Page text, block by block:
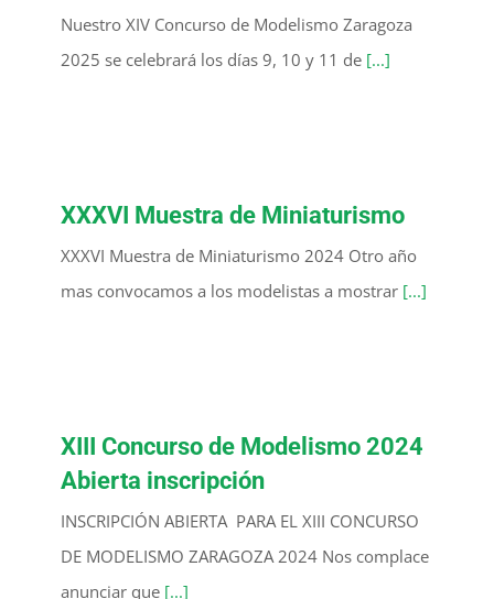
Nuestro XIV Concurso de Modelismo Zaragoza
2025 se celebrará los días 9, 10 y 11 de [...]
XXXVI Muestra de Miniaturismo
XXXVI Muestra de Miniaturismo 2024 Otro año
mas convocamos a los modelistas a mostrar [...]
XIII Concurso de Modelismo 2024
Abierta inscripción
INSCRIPCIÓN ABIERTA PARA EL XIII CONCURSO
DE MODELISMO ZARAGOZA 2024 Nos complace
anunciar que [...]